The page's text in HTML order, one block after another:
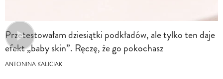
Przetestowałam dziesiątki podkładów, ale tylko ten daje
efekt „baby skin”. Ręczę, że go pokochasz
ANTONINA KALICIAK